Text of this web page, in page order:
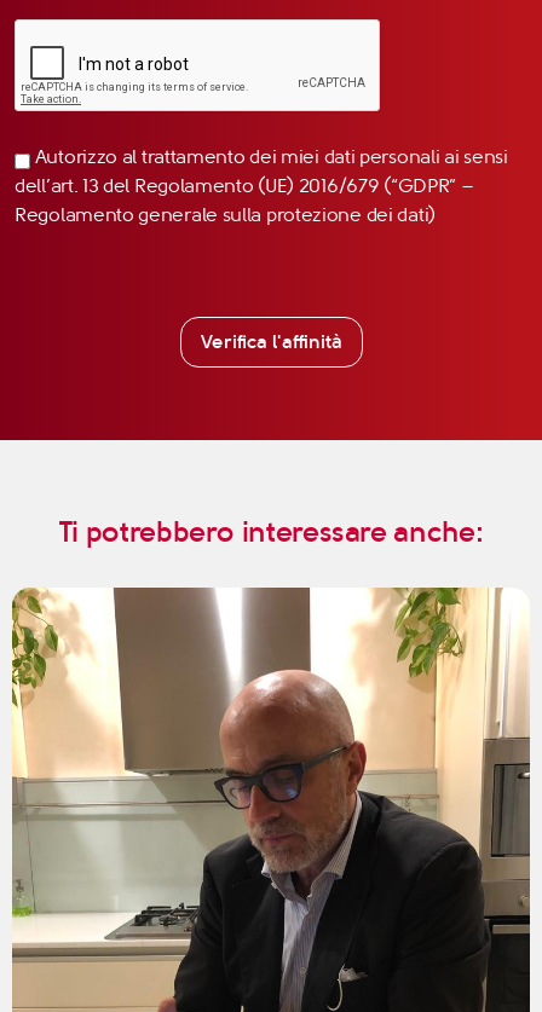
Autorizzo al trattamento dei miei dati personali ai sensi
dell’art. 13 del Regolamento (UE) 2016/679 (“GDPR” –
Regolamento generale sulla protezione dei dati)
Verifica l'affinità
Ti potrebbero interessare anche: